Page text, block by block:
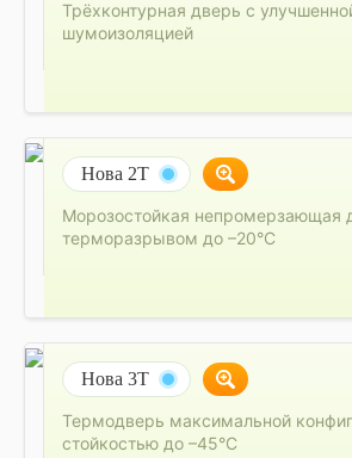
Трёхконтурная дверь с
шумоизоляцией
Нова 2Т
Морозостойкая непромерзающая
терморазрывом до –20°C
Нова 3Т
Термодверь максимальной
стойкостью до –45°C